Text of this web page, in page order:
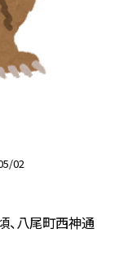
02
、八尾町西神通